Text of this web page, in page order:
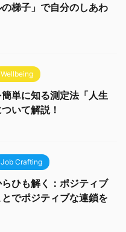
の梯子」で自分のしあわ
Wellbeing
単に知る測定法「人生
いて解説！
Job Crafting
ひも解く：ポジティブ
でポジティブな連鎖を